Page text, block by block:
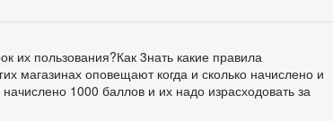
их пользования?Как 3нать какие правила
магазинах оповещают когда и сколько начислено и
1000 баллов и их надо израсходовать за